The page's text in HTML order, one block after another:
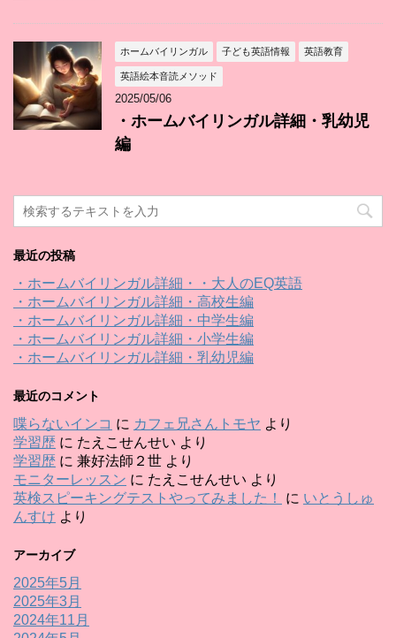
ホームバイリンガル 子ども英語情報 英語教育
英語絵本音読メソッド
2025/05/06
・ホームバイリンガル詳細・乳幼児
編
最近の投稿
・ホームバイリンガル詳細・・大人のEQ英語
・ホームバイリンガル詳細・高校生編
・ホームバイリンガル詳細・中学生編
・ホームバイリンガル詳細・小学生編
・ホームバイリンガル詳細・乳幼児編
最近のコメント
喋らないインコ に カフェ兄さんトモヤ より
学習歴 に たえこせんせい より
学習歴 に 兼好法師２世 より
モニターレッスン に たえこせんせい より
英検スピーキングテストやってみました！
に いとうしゅ
んすけ より
アーカイブ
2025年5月
2025年3月
2024年11月